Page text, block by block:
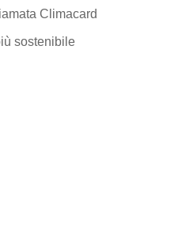
Climacard
sostenibile